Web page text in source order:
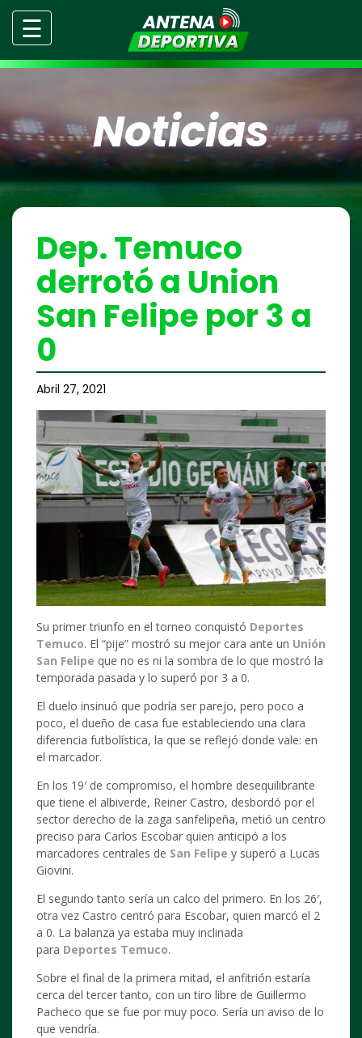
☰
Noticias
Dep. Temuco
derrotó a Union
San Felipe por 3 a
0
Abril 27, 2021
Su primer triunfo en el torneo conquistó Deportes
Temuco. El “pije” mostró su mejor cara ante un Unión
San Felipe que no es ni la sombra de lo que mostró la
temporada pasada y lo superó por 3 a 0.
El duelo insinuó que podría ser parejo, pero poco a
poco, el dueño de casa fue estableciendo una clara
diferencia futbolística, la que se reflejó donde vale: en
el marcador.
En los 19′ de compromiso, el hombre desequilibrante
que tiene el albiverde, Reiner Castro, desbordó por el
sector derecho de la zaga sanfelipeña, metió un centro
preciso para Carlos Escobar quien anticipó a los
marcadores centrales de San Felipe y superó a Lucas
Giovini.
El segundo tanto sería un calco del primero. En los 26′,
otra vez Castro centró para Escobar, quien marcó el 2
a 0. La balanza ya estaba muy inclinada
para Deportes Temuco.
Sobre el final de la primera mitad, el anfitrión estaría
cerca del tercer tanto, con un tiro libre de Guillermo
Pacheco que se fue por muy poco. Sería un aviso de lo
que vendría.